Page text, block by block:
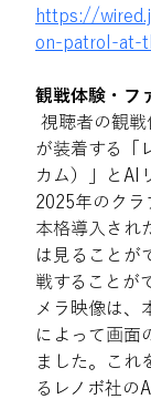
https://
on-patrol-at-
観戦体験・フ
が装着する「
カム）」とAI
2025年のクラ
本格導入され
は見ることが
戦することが
メラ映像は、
によって画面
ました。これ
るレノボ社の